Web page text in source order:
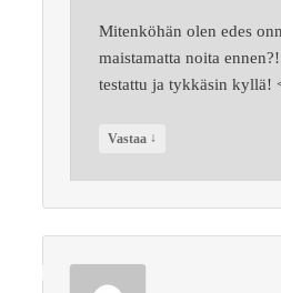
Mitenköhän olen edes
maistamatta noita
testattu ja tykkäsin kyllä!
Vastaa ↓